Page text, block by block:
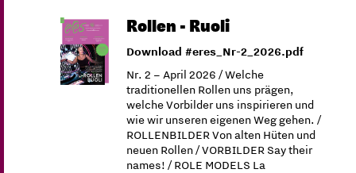
Rollen - Ruoli
Download #eres_Nr-2_2026.pdf
Nr. 2 – April 2026 / Welche
traditionellen Rollen uns prägen,
welche Vorbilder uns inspirieren und
wie wir unseren eigenen Weg gehen. /
ROLLENBILDER Von alten Hüten und
neuen Rollen / VORBILDER Say their
names! / ROLE MODELS La